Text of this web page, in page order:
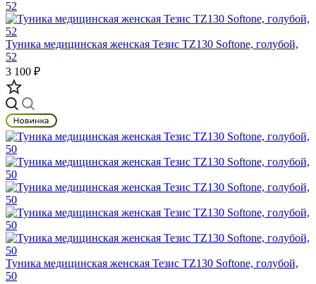
Туника медицинская женская Тезис TZ130 Softone, голубой,
52
3 100 ₽
Туника медицинская женская Тезис TZ130 Softone, голубой,
50